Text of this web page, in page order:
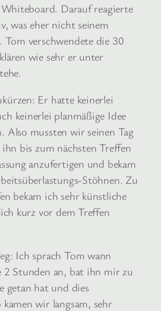
Darauf reagierte
was eher nicht seinem
Tom verschwendete die 30
wie sehr er unter
Er hatte keinerlei
keinerlei planmäßige Idee
Also mussten wir seinen Tag
bis zum nächsten Treffen
anzufertigen und bekam
Stöhnen. Zu
bekam ich sehr künstliche
kurz vor dem Treffen
Ich sprach Tom wann
2 Stunden an, bat ihn mir zu
getan hat und dies
wir langsam, sehr